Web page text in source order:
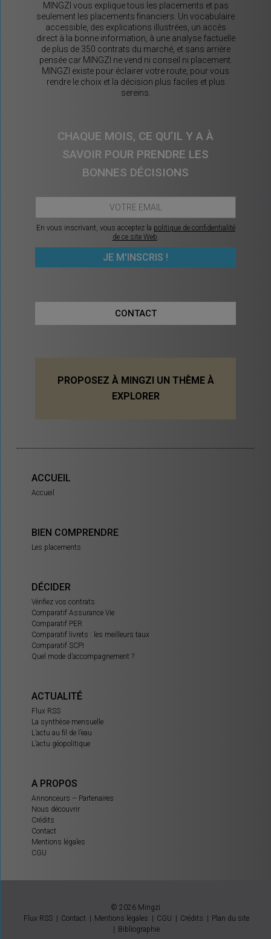
MINGZI vous explique tous les placements et pas
seulement les placements financiers. Un vocabulaire
accessible, des explications illustrées, un accès
direct à la bonne information, à une analyse factuelle
de plus de 350 contrats du marché, et sans arrière
pensée car MINGZI ne vend ni conseil ni placement.
MINGZI existe pour éclairer votre route, pour vous
rendre le choix et la décision plus faciles et plus
sereins.
CHAQUE MOIS, CE QU’IL Y A À
SAVOIR POUR PRENDRE LES
BONNES DÉCISIONS
En vous inscrivant, vous acceptez la politique de confidentialité
de ce site Web.
CONTACT
PROPOSEZ À MINGZI UN THÈME À
EXPLORER
ACCUEIL
Accueil
BIEN COMPRENDRE
Les placements
DÉCIDER
Vérifiez vos contrats
Comparatif Assurance Vie
Comparatif PER
Comparatif livrets : les meilleurs taux
Comparatif SCPI
Quel mode d’accompagnement ?
ACTUALITÉ
Flux RSS
La synthèse mensuelle
L’actu au fil de l’eau
L’actu géopolitique
A PROPOS
Annonceurs – Partenaires
Nous découvrir
Crédits
Contact
Mentions légales
CGU
© 2026 Mingzi
Flux RSS
Contact Mentions légales CGU Crédits
Plan du site
Bibliographie